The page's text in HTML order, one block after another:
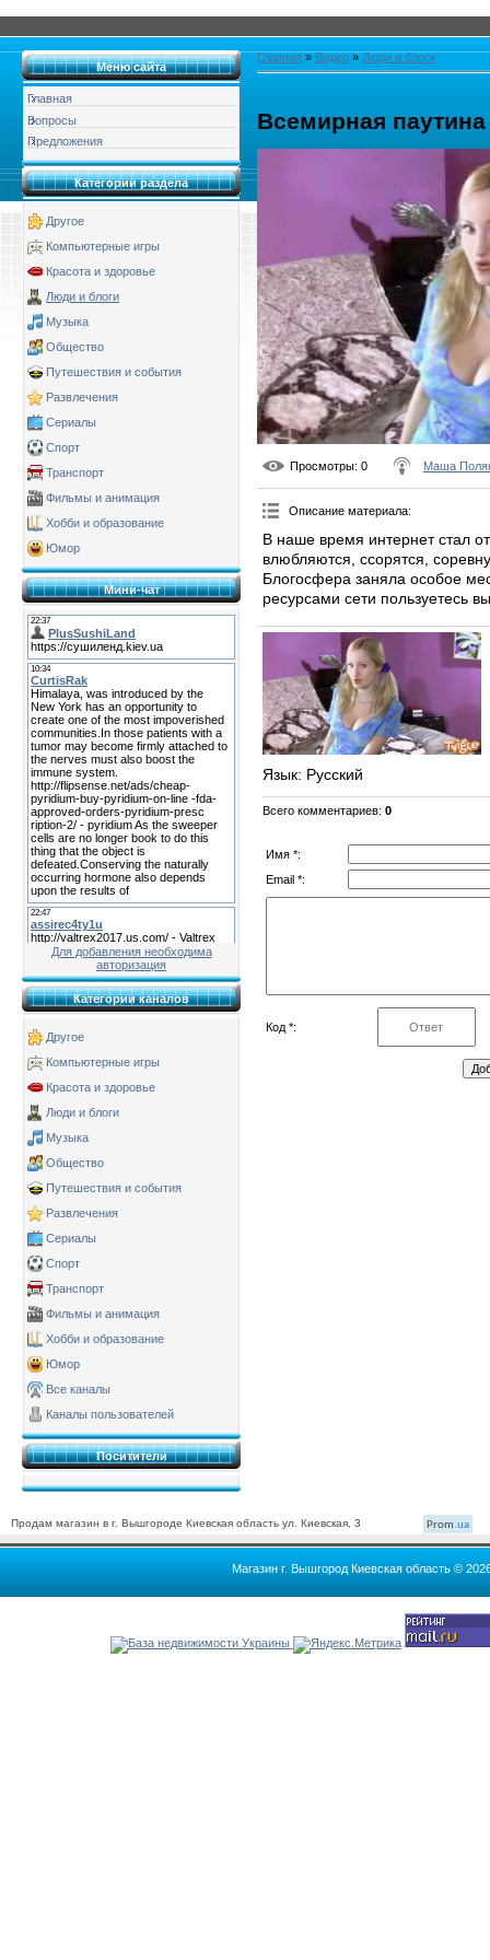
Меню сайта
Главная
Вопросы
Предложения
Категории раздела
Другое
Компьютерные игры
Красота и здоровье
Люди и блоги
Музыка
Общество
Путешествия и события
Развлечения
Сериалы
Спорт
Транспорт
Фильмы и анимация
Хобби и образование
Юмор
Мини-чат
Для добавления необходима
авторизация
Категории каналов
Другое
Компьютерные игры
Красота и здоровье
Люди и блоги
Музыка
Общество
Путешествия и события
Развлечения
Сериалы
Спорт
Транспорт
Фильмы и анимация
Хобби и образование
Юмор
Все каналы
Каналы пользователей
Поситители
Главная » Видео » Люди и блоги
Всемирная паутина
Просмотры: 0 Маша
Описание материала:
В наше время интернет стал
влюбляются, ссорятся,
Блогосфера заняла особое
ресурсами сети пользуетесь
Язык: Русский
Всего комментариев: 0
Имя *:
Email *:
Код *:
Продам магазин в г. Вышгороде Киевская область ул. Киевская, 3 Prom.ua
Магазин г. Вышгород Киевская область ©